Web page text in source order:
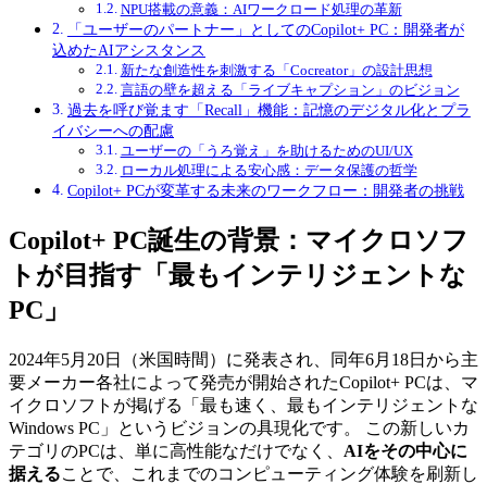
NPU搭載の意義：AIワークロード処理の革新
「ユーザーのパートナー」としてのCopilot+ PC：開発者が
込めたAIアシスタンス
新たな創造性を刺激する「Cocreator」の設計思想
言語の壁を超える「ライブキャプション」のビジョン
過去を呼び覚ます「Recall」機能：記憶のデジタル化とプラ
イバシーへの配慮
ユーザーの「うろ覚え」を助けるためのUI/UX
ローカル処理による安心感：データ保護の哲学
Copilot+ PCが変革する未来のワークフロー：開発者の挑戦
Copilot+ PC誕生の背景：マイクロソフ
トが目指す「最もインテリジェントな
PC」
2024年5月20日（米国時間）に発表され、同年6月18日から主
要メーカー各社によって発売が開始されたCopilot+ PCは、マ
イクロソフトが掲げる「最も速く、最もインテリジェントな
Windows PC」というビジョンの具現化です。 この新しいカ
テゴリのPCは、単に高性能なだけでなく、 AIをその中心に
据えることで、これまでのコンピューティング体験を刷新し